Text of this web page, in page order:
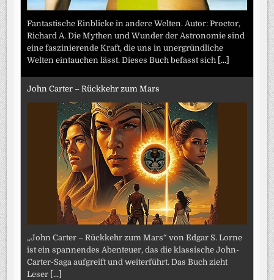
Fantastische Einblicke in andere Welten. Autor: Proctor,
Richard A. Die Mythen und Wunder der Astronomie sind
eine faszinierende Kraft, die uns in unergründliche
Welten eintauchen lässt. Dieses Buch befasst sich [...]
John Carter – Rückkehr zum Mars
„John Carter – Rückkehr zum Mars“ von Edgar S. Lorne
ist ein spannendes Abenteuer, das die klassische John-
Carter-Saga aufgreift und weiterführt. Das Buch zieht
Leser [...]